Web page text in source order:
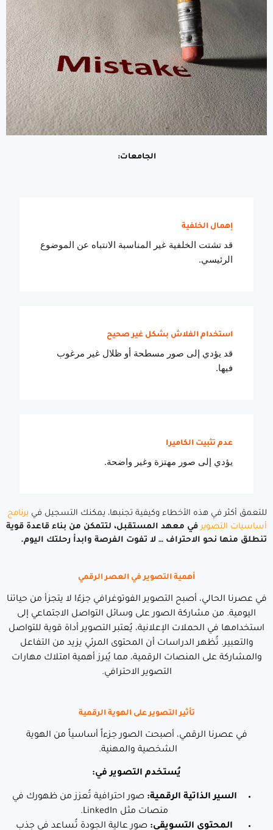
الجامعات:
عدم تثبيت الكاميرا
يؤدي إلى صور مهتزة وغير واضحة.
استخدام الفلاش بشكل غير صحيح
قد يؤدي إلى صور مسطحة أو ظلال غير مرغوب
فيها.
إهمال الخلفية
قد تشتت الخلفية غير المناسبة الانتباه عن الموضوع
الرئيسي.
للتعمق أكثر في هذه الأخطاء وكيفية تجنبها، يمكنك التسجيل في برنامج
أساسيات التصوير في معهد المستقبل، لتتمكن من بناء قاعدة قوية
تنطلق منها نحو الاحتراف … لا تفوت الفرصة وابدأ رحلتك اليوم.
أهمية التصوير في العصر الرقمي
في عصرنا الحالي، أصبح التصوير الفوتوغرافي جزءًا لا يتجزأ من حياتنا
اليومية. من مشاركة الصور على وسائل التواصل الاجتماعي إلى
استخدامها في الحملات الإعلانية، يُعتبر التصوير أداة قوية للتواصل
والتعبير. تُظهر الدراسات أن المحتوى المرئي يزيد من التفاعل
والمشاركة على المنصات الرقمية، مما يُبرز أهمية امتلاك مهارات
التصوير الاحترافي.
تأثير التصوير على الهوية الرقمية
في عصرنا الرقمي، أصبحت الصور جزءاً أساسياً من الهوية
الشخصية والمهنية.
يُستخدم التصوير في:
السير الذاتية الرقمية: صور احترافية تُعزز من ظهورك في
منصات مثل LinkedIn.
المحتوى التسويقي: صور عالية الجودة تُساعد في جذب